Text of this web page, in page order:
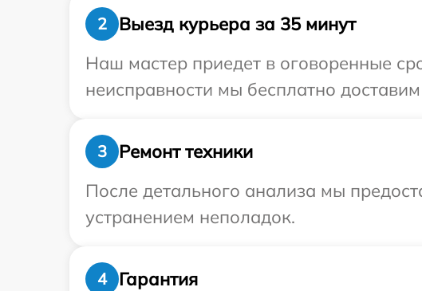
2
Выезд курьера за 35 минут
Наш мастер приедет в оговоренные
неисправности мы бесплатно
3
Ремонт техники
После детального анализа мы
устранением неполадок.
4
Гарантия